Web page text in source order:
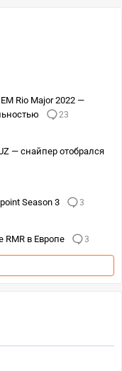
Rio Major 2022 —
23
— снайпер отобрался
Season 3
3
RMR в Европе
3